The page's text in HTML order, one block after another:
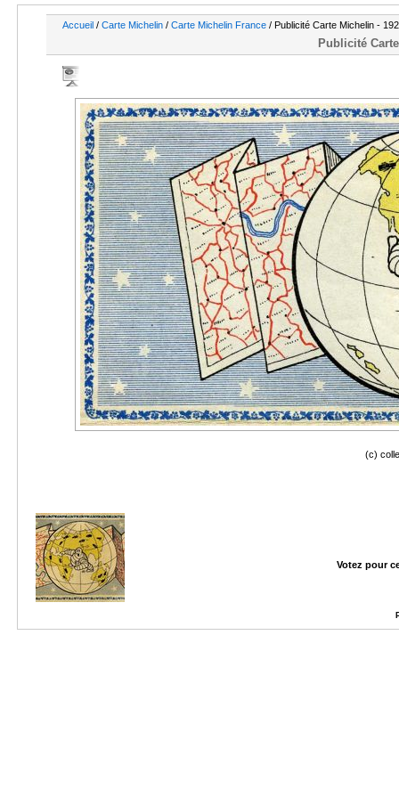
Accueil / Carte Michelin / Carte Michelin France / Publicité Carte Michelin -
Publicité
(c)
Votez pour